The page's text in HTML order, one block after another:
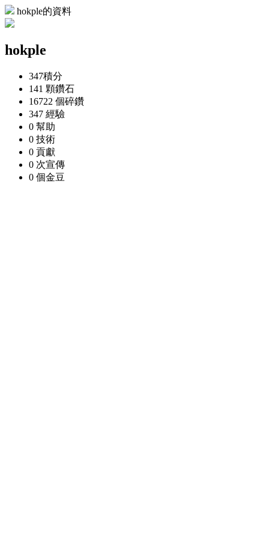
hokple的資料
hokple
347積分
141 顆鑽石
16722 個碎鑽
347 經驗
0 幫助
0 技術
0 貢獻
0 次宣傳
0 個金豆